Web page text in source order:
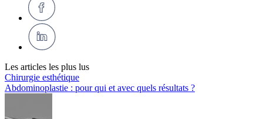
Les articles les plus lus
Chirurgie esthétique
Abdominoplastie : pour qui et avec quels résultats ?